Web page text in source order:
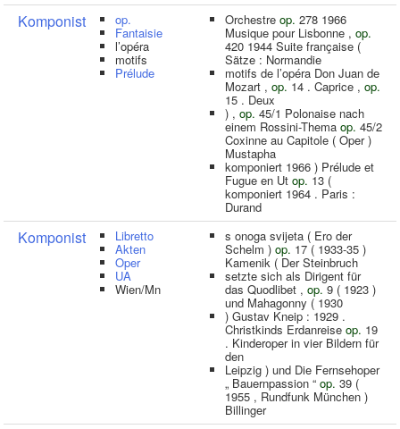
Komponist op.
Fantaisie
l’opéra
motifs
Prélude
Orchestre op. 278 1966
Musique pour Lisbonne , op.
420 1944 Suite française (
Sätze : Normandie
motifs de l’opéra Don Juan de
Mozart , op.14 . Caprice , op.
15 . Deux
) , op. 45/1 Polonaise nach
einem Rossini-Thema op. 45/2
Coxinne au Capitole ( Oper )
Mustapha
komponiert 1966 ) Prélude et
Fugue en Ut op. 13 (
komponiert 1964 . Paris :
Durand
Komponist Libretto
Akten
Oper
UA
Wien/Mn
s onoga svijeta ( Ero der
Schelm ) op. 17 ( 1933-35 )
Kamenik ( Der Steinbruch
setzte sich als Dirigent für
das Quodlibet , op.9 ( 1923 )
und Mahagonny ( 1930
) Gustav Kneip : 1929 .
Christkinds Erdanreise op. 19
. Kinderoper in vier Bildern für
den
Leipzig ) und Die Fernsehoper
„ Bauernpassion “ op. 39 (
1955 , Rundfunk München )
Billinger